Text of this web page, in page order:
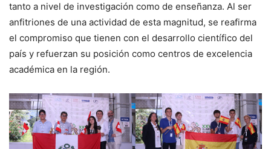
tanto a nivel de investigación como de enseñanza. Al ser
anfitriones de una actividad de esta magnitud, se reafirma
el compromiso que tienen con el desarrollo científico del
país y refuerzan su posición como centros de excelencia
académica en la región.